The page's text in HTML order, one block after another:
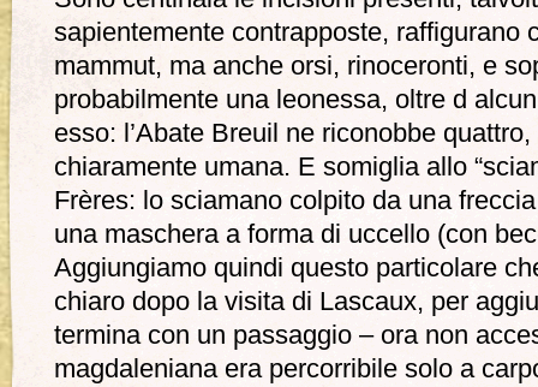
sapientemente contrapposte, raffigurano
mammut, ma anche orsi, rinoceronti, e
probabilmente una leonessa, oltre d
esso: l’Abate Breuil ne riconobbe
chiaramente umana. E somiglia allo
Frères: lo sciamano colpito da una
una maschera a forma di uccello (con
Aggiungiamo quindi questo particolare
chiaro dopo la visita di Lascaux, per
termina con un passaggio – ora non
magdaleniana era percorribile solo a